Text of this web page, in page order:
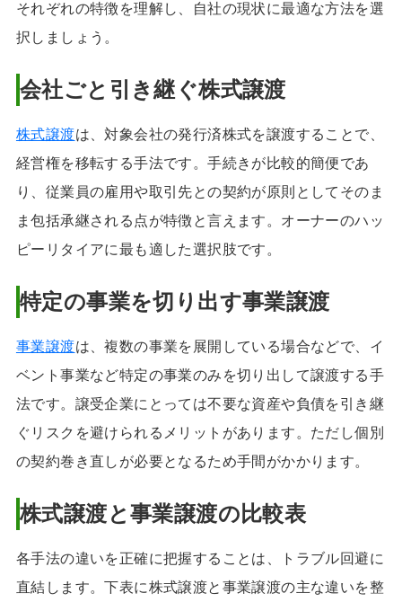
それぞれの特徴を理解し、自社の現状に最適な方法を選
択しましょう。
会社ごと引き継ぐ株式譲渡
株式譲渡は、対象会社の発行済株式を譲渡することで、
経営権を移転する手法です。手続きが比較的簡便であ
り、従業員の雇用や取引先との契約が原則としてそのま
ま包括承継される点が特徴と言えます。オーナーのハッ
ピーリタイアに最も適した選択肢です。
特定の事業を切り出す事業譲渡
事業譲渡は、複数の事業を展開している場合などで、イ
ベント事業など特定の事業のみを切り出して譲渡する手
法です。譲受企業にとっては不要な資産や負債を引き継
ぐリスクを避けられるメリットがあります。ただし個別
の契約巻き直しが必要となるため手間がかかります。
株式譲渡と事業譲渡の比較表
各手法の違いを正確に把握することは、トラブル回避に
直結します。下表に株式譲渡と事業譲渡の主な違いを整